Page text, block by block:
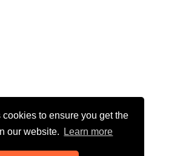
to ensure you get the
our website.
Learn more